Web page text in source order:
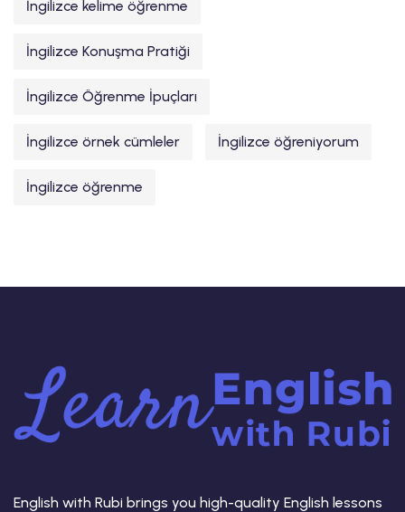
İngilizce kelime öğrenme
İngilizce Konuşma Pratiği
İngilizce Öğrenme İpuçları
İngilizce örnek cümleler İngilizce öğreniyorum
İngilizce öğrenme
English with Rubi brings you high-quality English lessons